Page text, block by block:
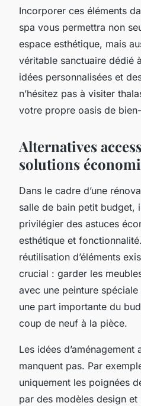
Incorporer ces éléments
spa vous permettra non
espace esthétique, mais
véritable sanctuaire dédié
idées personnalisées et
n’hésitez pas à visiter
votre propre oasis de
Alternatives
solutions
Dans le cadre d’une
salle de bain petit budget,
privilégier des astuces
esthétique et
réutilisation d’éléments
crucial : garder les
avec une peinture spéciale
une part importante du
coup de neuf à la pièce.
Les idées d’aménagement
manquent pas. Par
uniquement les poignées
par des modèles design